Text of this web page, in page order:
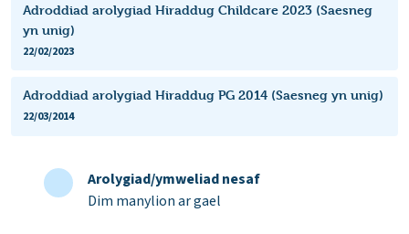
Adroddiad arolygiad Hiraddug Childcare 2023 (Saesneg
yn unig)
22/02/2023
Adroddiad arolygiad Hiraddug PG 2014 (Saesneg yn unig)
22/03/2014
Arolygiad/ymweliad nesaf
Dim manylion ar gael